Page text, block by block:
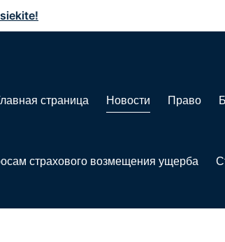
страница Новости Право
страхового возмещения ущерба